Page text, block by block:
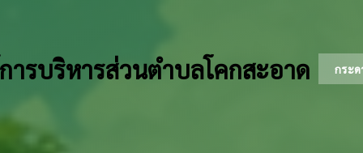
ารบริหารส่วนตำบลโคกสะอาด กระ